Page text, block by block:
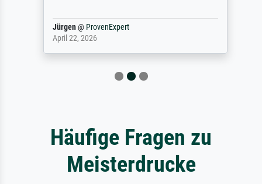
Jürgen@ProvenExpert
April 22, 2026
Häufige Fragen zu
Meisterdrucke